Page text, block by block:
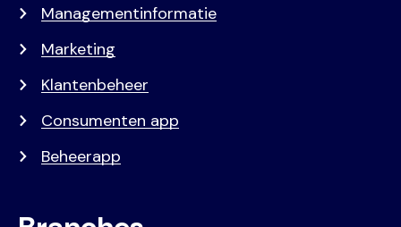
Managementinformatie
Marketing
Klantenbeheer
Consumenten app
Beheerapp